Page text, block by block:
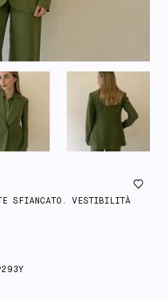
SFIANCATO. VESTIBILITÀ